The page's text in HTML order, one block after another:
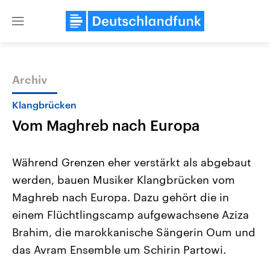
Close
Themen
Landtagswahl Sachsen-Anhalt
2026
Alle Informationen
Sachsen-Anhalt wählt am 6.
September 2026 einen neuen
Bundesland von einer Koalition aus
Aktuelle Beiträge,
Hintergründe
Wirtschaftlich und
gehören die Vereinigten
Archiv
Klangbrücken
Vom Maghreb nach Europa
Während Grenzen eher verstärkt als abgebaut
werden, bauen Musiker Klangbrücken vom
Maghreb nach Europa. Dazu gehört die in
einem Flüchtlingscamp aufgewachsene Aziza
Brahim, die marokkanische Sängerin Oum und
das Avram Ensemble um Schirin Partowi.